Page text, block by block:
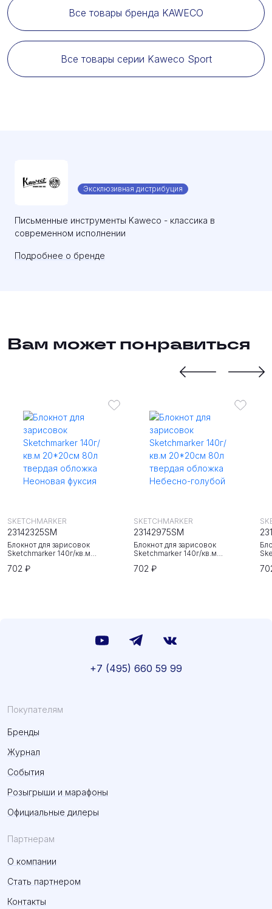
Все товары бренда KAWECO
Все товары серии Kaweco Sport
Эксклюзивная дистрибуция
Письменные инструменты Kaweco - классика в
современном исполнении
Подробнее о бренде
Вам может понравиться
702 ₽
Блокнот для зарисовок
Sketchmarker 140г/кв.м
Неоновая фуксия
SKETCHMARKER
23142325SM
702 ₽
Блокнот для зарисовок
Sketchmarker 140г/кв.м
Небесно-голубой
SKETCHMARKER
23142975SM
Покупателям
Бренды
Журнал
События
Розыгрыши и марафоны
Официальные дилеры
Партнерам
О компании
Стать партнером
Контакты
+7 (495) 660 59 99